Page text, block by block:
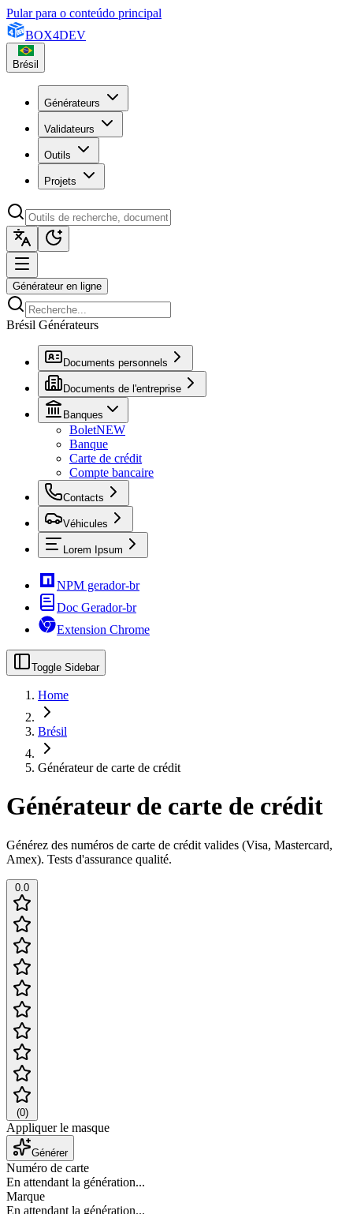
Pular para o conteúdo principal
BOX4DEV
Brésil
Générateurs
Validateurs
Outils
Projets
Générateur en ligne
Brésil Générateurs
Documents personnels
Documents de l'entreprise
Banques
BoletNEW
Banque
Carte de crédit
Compte bancaire
Contacts
Véhicules
Lorem Ipsum
NPM gerador-br
Doc Gerador-br
Extension Chrome
Toggle Sidebar
Home
Brésil
Générateur de carte de crédit
Générateur de carte de crédit
Générez des numéros de carte de crédit valides (Visa, Mastercard,
Amex). Tests d'assurance qualité.
0.0
(0)
Appliquer le masque
Générer
Numéro de carte
En attendant la génération...
Marque
En attendant la génération...